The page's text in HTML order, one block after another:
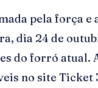
pela força
dia 24 de
do forró atual.
no site